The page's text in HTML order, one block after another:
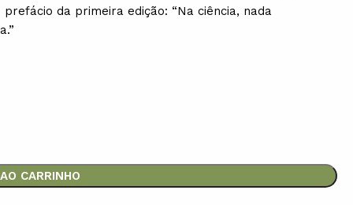
da primeira edição: “Na ciência, nada
CARRINHO